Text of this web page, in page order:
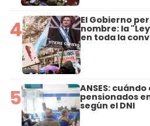
4 El Gobierno
nombre: la
en toda la
5 ANSES:
pensionados
según el DNI